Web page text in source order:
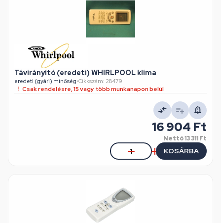
Távirányító (eredeti) WHIRLPOOL klíma
eredeti (gyári) minőség•Cikkszám: 28479
Csak rendelésre, 15 vagy több munkanapon belül
16 904 Ft
Nettó13 311 Ft
KOSÁRBA